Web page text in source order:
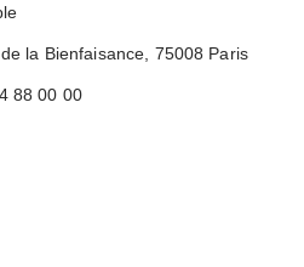
la Bienfaisance, 75008 Paris
88 00 00